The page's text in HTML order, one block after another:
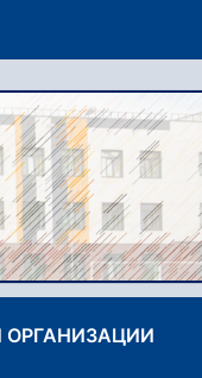
ОРГАНИЗАЦИИ